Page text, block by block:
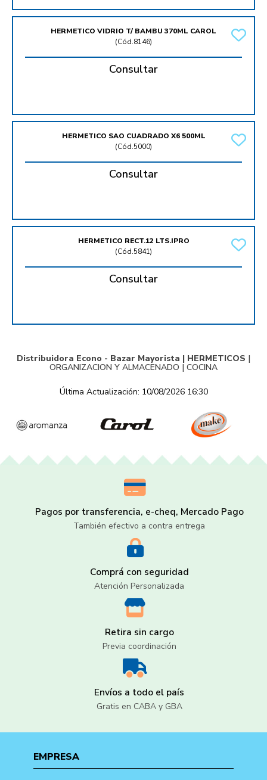
HERMETICO VIDRIO T/ BAMBU 370ML CAROL
(Cód.8146)
Consultar
HERMETICO SAO CUADRADO X6 500ML
(Cód.5000)
Consultar
HERMETICO RECT.12 LTS.IPRO
(Cód.5841)
Consultar
Distribuidora Econo - Bazar Mayorista | HERMETICOS |
ORGANIZACION Y ALMACENADO | COCINA
Última Actualización: 10/08/2026 16:30
Pagos por transferencia, e-cheq, Mercado Pago
También efectivo a contra entrega
Comprá con seguridad
Atención Personalizada
Retira sin cargo
Previa coordinación
Envíos a todo el país
Gratis en CABA y GBA
EMPRESA